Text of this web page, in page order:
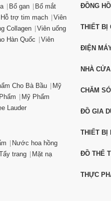
Bổ gan
Bổ mắt
Hỗ trợ tim mạch
Viên
Collagen
Viên uống
Hàn Quốc
Viên
Cho Bà Bầu
Mỹ
Mỹ Phẩm
Lauder
Nước hoa hồng
trang Mặt nạ
ĐỒNG HỒ
THIẾT BỊ
ĐIỆN
NHÀ
CHĂM
ĐỒ GIA
THIẾT BỊ
ĐỒ THỂ
THỰC